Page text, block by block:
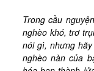
Trong cầu
nghèo khó, trơ
nói gì, nhưng
nghèo nàn của